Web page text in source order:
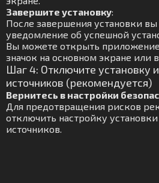
Завершите установку:
После завершения установки
уведомление об успешной
Вы можете открыть приложение
значок на основном экране или
Шаг 4: Отключите установку
источников (рекомендуется)
Вернитесь в настройки
Для предотвращения рисков
отключить настройку
источников.